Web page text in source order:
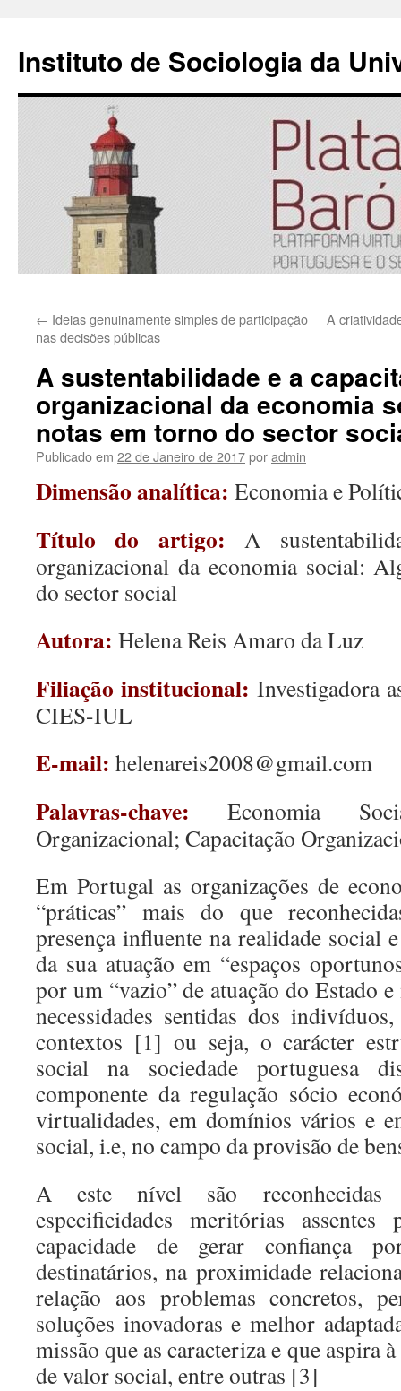
Instituto de Sociologia da
para
← Ideias genuinamente simples de participação
nas decisões públicas
A
A sustentabilidade e a
organizacional da economia
notas em torno do sector
Publicado em 22 de Janeiro de 2017poradmin
Dimensão analítica: Economia e
Título do artigo:A
organizacional da economia social:
do sector social
Autora: Helena Reis Amaro da Luz
Filiação institucional: Investigadora
CIES-IUL
E-mail: helenareis2008@gmail.com
Palavras-chave:Economia
Organizacional; Capacitação
Em Portugal as organizações de
“práticas” mais do que
presença influente na realidade social
da sua atuação em “espaços
por um “vazio” de atuação do Estado
necessidades sentidas dos
contextos [1] ou seja, o carácter
social na sociedade portuguesa
componente da regulação sócio
virtualidades, em domínios vários e
social, i.e, no campo da provisão de
A este nível são reconhecidas
especificidades meritórias
capacidade de gerar confiança
destinatários, na proximidade
relação aos problemas concretos,
soluções inovadoras e melhor
missão que as caracteriza e que aspira
de valor social, entre outras [3]